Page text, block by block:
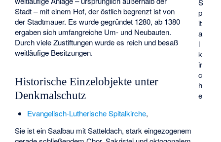
S
p
it
a
l
k
ir
c
h
e
Stadt – mit einem Hof, der östlich begrenzt ist von
der Stadtmauer. Es wurde gegründet 1280, ab 1380
ergaben sich umfangreiche Um- und Neubauten.
Durch viele Zustiftungen wurde es reich und besaß
weitläufige Besitzungen.
Historische Einzelobjekte unter
Denkmalschutz
Evangelisch-Lutherische Spitalkirche,
Sie ist ein Saalbau mit Satteldach, stark eingezogenem